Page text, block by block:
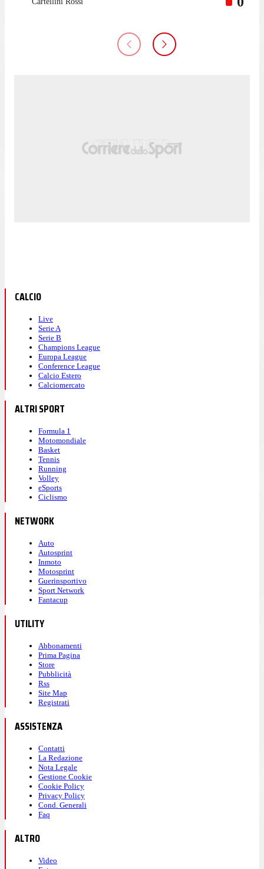
CALCIO
Live
Serie A
Serie B
Champions League
Europa League
Conference League
Calcio Estero
Calciomercato
ALTRI SPORT
Formula 1
Motomondiale
Basket
Tennis
Running
Volley
eSports
Ciclismo
NETWORK
Auto
Autosprint
Inmoto
Motosprint
Guerinsportivo
Sport Network
Fantacup
UTILITY
Abbonamenti
Prima Pagina
Store
Pubblicità
Rss
Site Map
Registrati
ASSISTENZA
Contatti
La Redazione
Nota Legale
Gestione Cookie
Cookie Policy
Privacy Policy
Cond. Generali
Faq
ALTRO
Video